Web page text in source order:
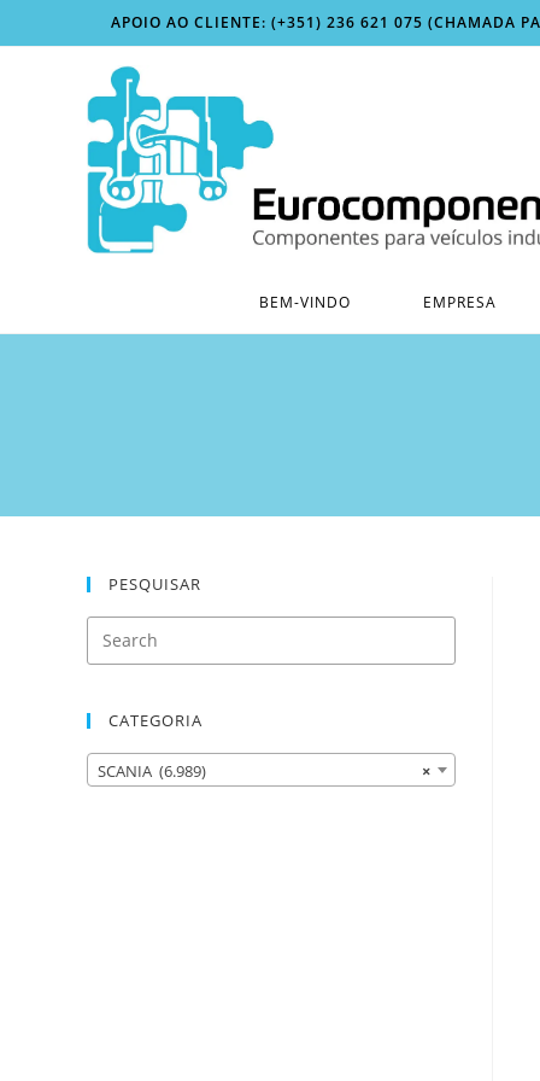
to
APOIO AO CLIENTE: (+351) 236 621 075 (CHAMADA
BEM-VINDO EMPRESA
PESQUISAR
CATEGORIA
×
SCANIA (6.989)